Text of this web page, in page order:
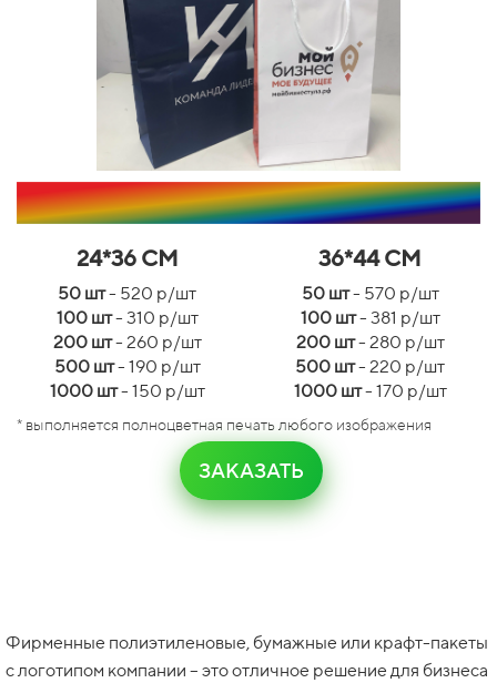
24*36 СМ
50 шт- 520 р/шт
100 шт- 310 р/шт
200 шт- 260 р/шт
500 шт- 190 р/шт
1000 шт- 150 р/шт
36*44 СМ
50 шт- 570 р/шт
100 шт- 381 р/шт
200 шт- 280 р/шт
500 шт- 220 р/шт
1000 шт- 170 р/шт
* выполняется полноцветная печать любого изображения
ЗАКАЗАТЬ
Фирменные полиэтиленовые, бумажные или крафт-пакеты
с логотипом компании – это отличное решение для бизнеса